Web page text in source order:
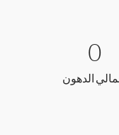
0 إجمالي الدهون
0
0
الدهونإجمالي الدهون